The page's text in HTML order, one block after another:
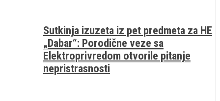
Sutkinja izuzeta iz pet predmeta za HE
„Dabar“: Porodične veze sa
Elektroprivredom otvorile pitanje
nepristrasnosti